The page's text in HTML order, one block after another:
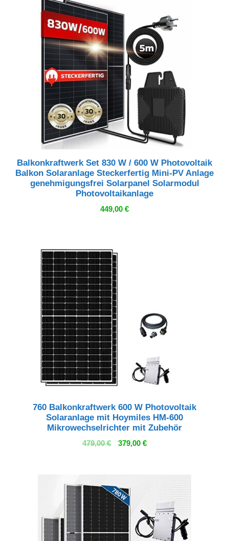
Balkonkraftwerk Set 830 W / 600 W Photovoltaik
Balkon Solaranlage Steckerfertig Mini-PV Anlage
genehmigungsfrei Solarpanel Solarmodul
Photovoltaikanlage
449,00 €
760 Balkonkraftwerk 600 W Photovoltaik
Solaranlage mit Hoymiles HM-600
Mikrowechselrichter mit Zubehör
479,00€
Ursprünglicher
379,00 €Aktueller